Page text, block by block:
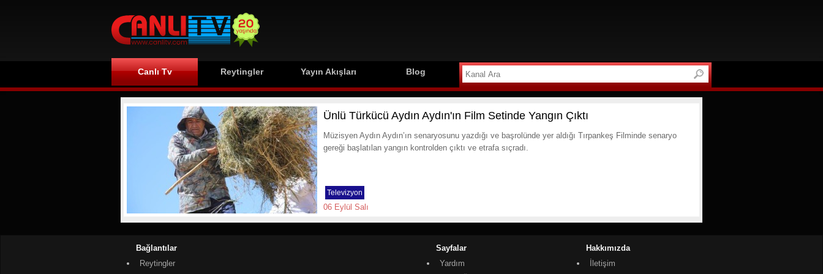
Canlı Tv Reytingler Yayın Akışları Blog
Ünlü Türkücü Aydın Aydın'ın Film Setinde Yangın Çıktı
Müzisyen Aydın Aydın’ın senaryosunu yazdığı ve başrolünde yer aldığı Tırpankeş Filminde senaryo
gereği başlatılan yangın kontrolden çıktı ve etrafa sıçradı.
Televizyon
06 Eylül Salı
Bağlantılar
Reytingler
Sayfalar
Yardım
Hakkımızda
İletişim